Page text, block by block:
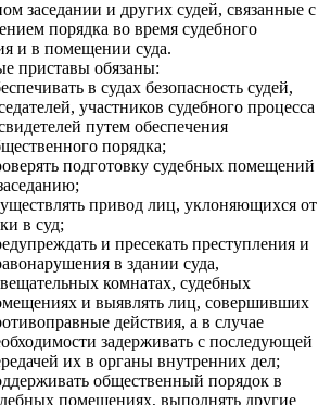
заседании и других судей, связанные с
порядка во время судебного
и в помещении суда.
приставы обязаны:
в судах безопасность судей,
участников судебного процесса
путем обеспечения
порядка;
подготовку судебных помещений
привод лиц, уклоняющихся от
в суд;
и пресекать преступления и
в здании суда,
комнатах, судебных
и выявлять лиц, совершивших
действия, а в случае
задерживать с последующей
их в органы внутренних дел;
общественный порядок в
помещениях, выполнять другие